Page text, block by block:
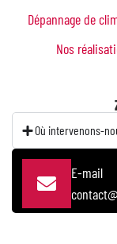
Dépannage de
Nos
Où intervenons-
E-mail